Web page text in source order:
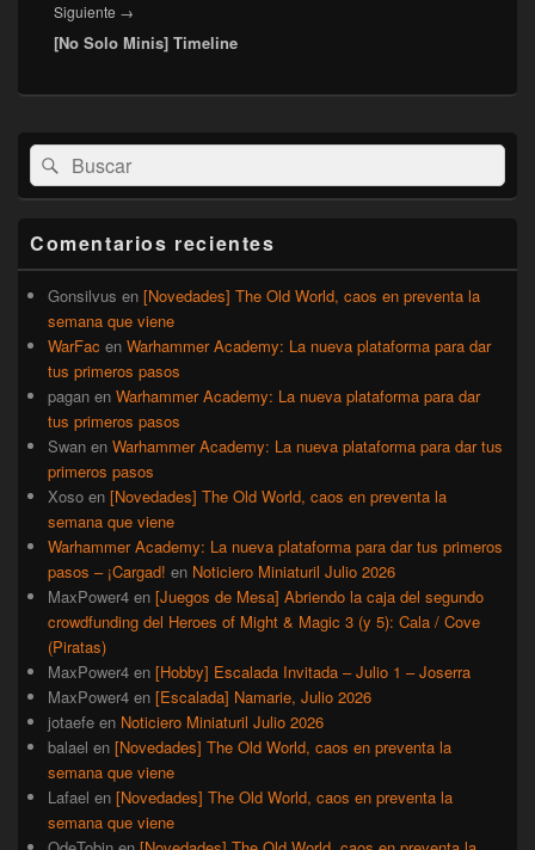
Siguiente →
siguiente:
[No Solo Minis] Timeline
El
área
de
lateral
primaria
Buscar
por:
Buscar
Comentarios recientes
Gonsilvus en [Novedades] The Old World, caos en preventa la
semana que viene
WarFac en Warhammer Academy: La nueva plataforma para dar
tus primeros pasos
pagan en Warhammer Academy: La nueva plataforma para dar
tus primeros pasos
Swan en Warhammer Academy: La nueva plataforma para dar tus
primeros pasos
Xoso en [Novedades] The Old World, caos en preventa la
semana que viene
Warhammer Academy: La nueva plataforma para dar tus primeros
pasos – ¡Cargad! en Noticiero Miniaturil Julio 2026
MaxPower4 en [Juegos de Mesa] Abriendo la caja del segundo
crowdfunding del Heroes of Might & Magic 3 (y 5): Cala / Cove
(Piratas)
MaxPower4 en [Hobby] Escalada Invitada – Julio 1 – Joserra
MaxPower4 en [Escalada] Namarie, Julio 2026
jotaefe en Noticiero Miniaturil Julio 2026
balael en [Novedades] The Old World, caos en preventa la
semana que viene
Lafael en [Novedades] The Old World, caos en preventa la
semana que viene